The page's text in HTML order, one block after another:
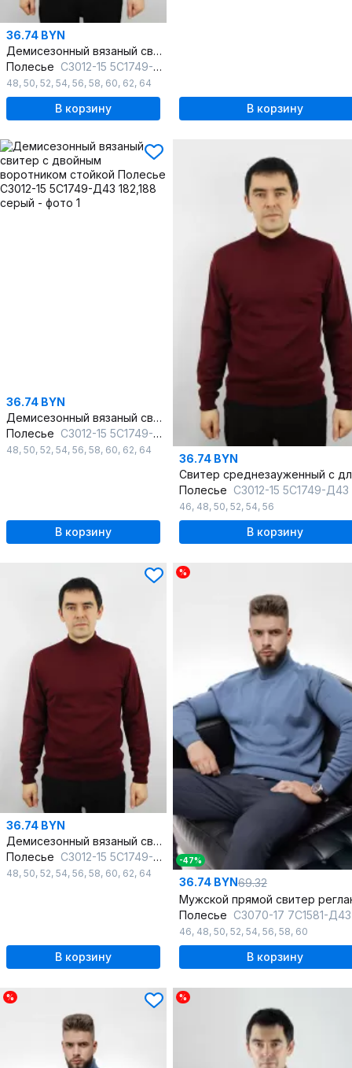
36.74 BYN
Демисезонный вязаный свитер с двойным воротником стойкой
Полесье С3012-15 5С1749-Д43 182,188 полынь
48, 50, 52, 54, 56, 58, 60, 62, 64
В корзину В корзину
36.74 BYN
Демисезонный вязаный свитер с двойным воротником стойкой
Полесье С3012-15 5С1749-Д43 182,188 серый
48, 50, 52, 54, 56, 58, 60, 62, 64
В корзину
36.74 BYN
Полесье С3012-15 5С1749-Д43 170,176
46, 48, 50, 52, 54, 56
В корзину
36.74 BYN
Демисезонный вязаный свитер с двойным воротником стойкой
Полесье С3012-15 5С1749-Д43 182,188 св.бордовый
48, 50, 52, 54, 56, 58, 60, 62, 64
В корзину
%
-47%
36.74 BYN69.32
Полесье С3070-17 7С1581-Д43 170,176
46, 48, 50, 52, 54, 56, 58, 60
В корзину
% %